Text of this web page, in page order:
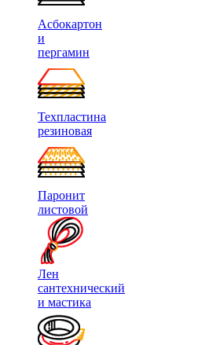
Асбокартон
и
пергамин
Техпластина
резиновая
Паронит
листовой
Лен
сантехнический
и мастика